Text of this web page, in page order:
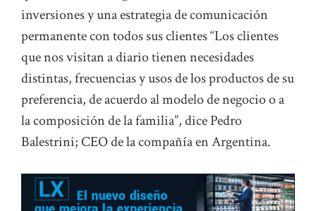
inversiones y una estrategia de comunicación
permanente con todos sus clientes “Los clientes
que nos visitan a diario tienen necesidades
distintas, frecuencias y usos de los productos de su
preferencia, de acuerdo al modelo de negocio o a
la composición de la familia”, dice Pedro
Balestrini; CEO de la compañía en Argentina.